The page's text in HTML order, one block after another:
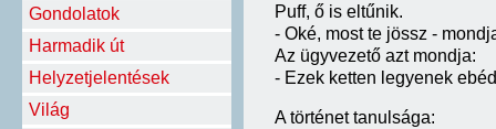
Gondolatok
Harmadik út
Helyzetjelentések
Világ
Puff, ő is eltűnik.
- Oké, most te jössz -
Az ügyvezető azt mondja:
- Ezek ketten legyenek
A történet tanulsága: